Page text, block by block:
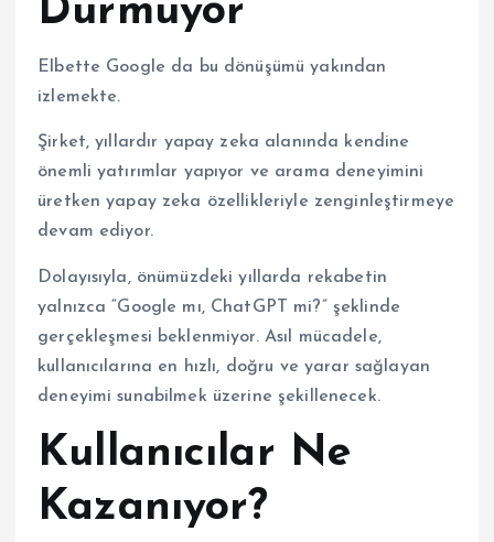
Durmuyor
Elbette Google da bu dönüşümü yakından
izlemekte.
Şirket, yıllardır yapay zeka alanında kendine
önemli yatırımlar yapıyor ve arama deneyimini
üretken yapay zeka özellikleriyle zenginleştirmeye
devam ediyor.
Dolayısıyla, önümüzdeki yıllarda rekabetin
yalnızca “Google mı, ChatGPT mi?” şeklinde
gerçekleşmesi beklenmiyor. Asıl mücadele,
kullanıcılarına en hızlı, doğru ve yarar sağlayan
deneyimi sunabilmek üzerine şekillenecek.
Kullanıcılar Ne
Kazanıyor?